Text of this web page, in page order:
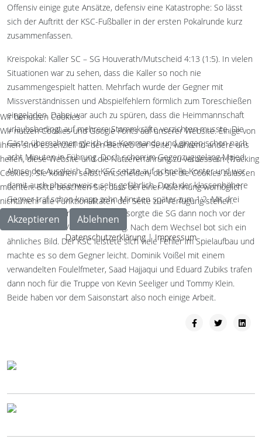
Offensiv einige gute Ansätze, defensiv eine Katastrophe: So lässt
sich der Auftritt der KSC-Fußballer in der ersten Pokalrunde kurz
zusammenfassen.
Kreispokal: Kaller SC – SG Houverath/Mutscheid 4:13 (1:5). In vielen
Situationen war zu sehen, dass die Kaller so noch nie
zusammengespielt hatten. Mehrfach wurde der Gegner mit
Missverständnissen und Abspielfehlern förmlich zum Toreschießen
eingeladen. Dabei war auch zu spüren, dass die Heimmannschaft
urlaubsbedingt auf mehrere Stammkräfte verzichten musste. Die
Gäste übernahmen gleich das Kommando und gingen schon nach
acht Minuten in Führung. Doch schon im Gegenzug gelang Majed
Almso der Ausgleich. Der KSC setzte auf schnelle Konter und war
damit auch phasenweise sehr gefährlich. Doch der klassenhöhere
Gegner traf schon knapp zehn Minuten später zum 1:2. Mit drei
weiteren Toren in zehn Minuten sorgte die SG dann noch vor der
Halbzeit für die Vorentscheidung. Nach dem Wechsel bot sich ein
ähnliches Bild. Der KSC leistete sich viele Fehler im Spielaufbau und
machte es so dem Gegner leicht. Dominik Voißel mit einem
verwandelten Foulelfmeter, Saad Hajjaqui und Eduard Zubiks trafen
dann noch für die Truppe von Kevin Seeliger und Tommy Klein.
Beide haben vor dem Saisonstart also noch einige Arbeit.
Wir benutzen Cookies
Wir nutzen Cookies und Google Fonts auf unserer Website. Einige von
ihnen sind essenziell für den Betrieb der Seite, während andere uns
helfen, diese Website und die Nutzererfahrung zu verbessern (Tracking
Cookies). Sie können selbst entscheiden, ob Sie die Cookies zulassen
möchten. Bitte beachten Sie, dass bei einer Ablehnung womöglich
nicht mehr alle Funktionalitäten der Seite zur Verfügung stehen.
Akzeptieren Ablehnen
Datenschutzerklärung|Impressum